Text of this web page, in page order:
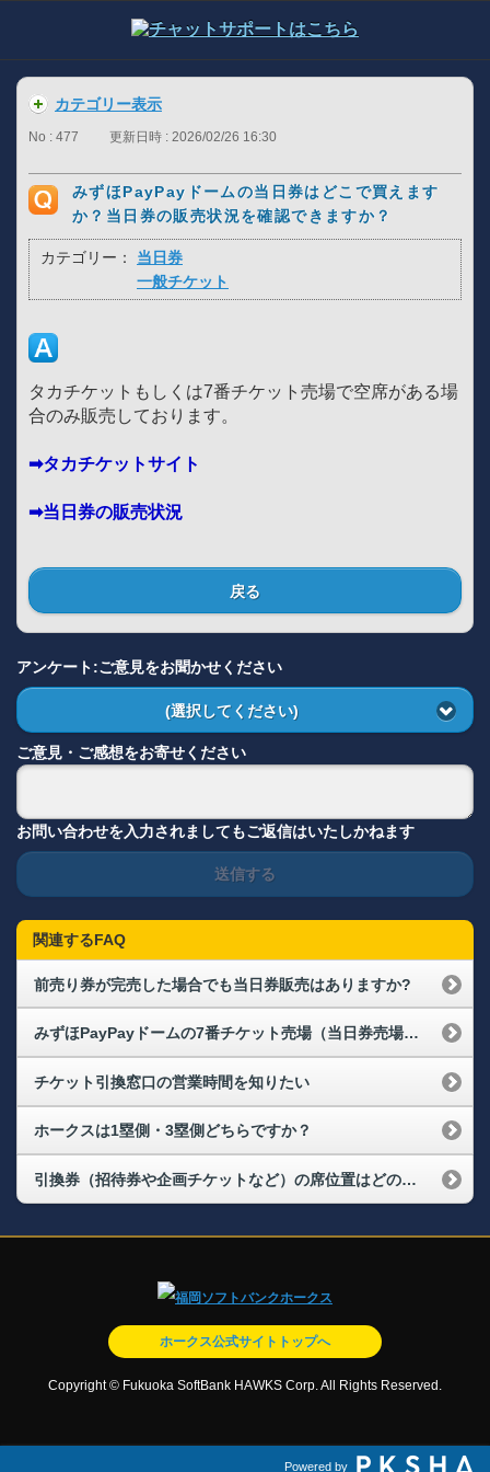
カテゴリー表示
No : 477 更新日時 : 2026/02/26 16:30
みずほPayPayドームの当日券はどこで買えます
か？当日券の販売状況を確認できますか？
カテゴリー：
当日券
一般チケット
タカチケットもしくは7番チケット売場で空席がある場
合のみ販売しております。
➡タカチケットサイト
➡当日券の販売状況
戻る
アンケート:ご意見をお聞かせください
(選択してください)
ご意見・ご感想をお寄せください
お問い合わせを入力されましてもご返信はいたしかねます
送信する
関連するFAQ
前売り券が完売した場合でも当日券販売はありますか?
みずほPayPayドームの7番チケット売場（当日券売場）やチケット窓口（3番窓口・5番窓口・引換窓口）で利用できる決済方法は何がありますか？
チケット引換窓口の営業時間を知りたい
ホークスは1塁側・3塁側どちらですか？
引換券（招待券や企画チケットなど）の席位置はどのように決まりますか？連席で取ることはできますか？
ホークス公式サイトトップへ
Copyright © Fukuoka SoftBank HAWKS Corp. All Rights Reserved.
Powered by